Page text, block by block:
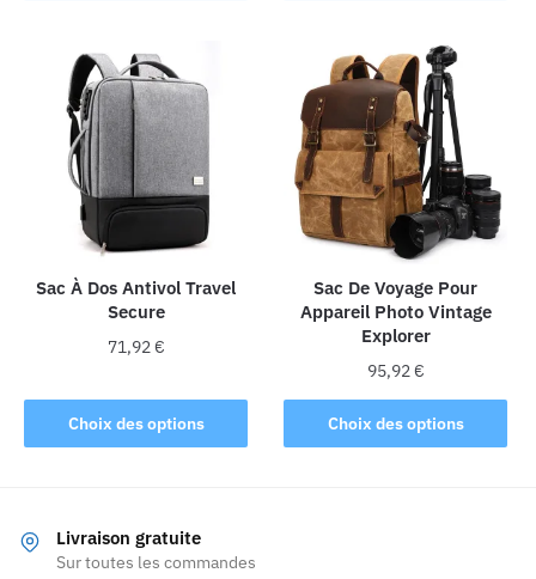
plusieurs
variations.
Les
options
peuvent
être
sur
la
page
du
plusieurs
variations.
Les
options
peuvent
être
choisies
sur
la
page
du
produit
Sac À Dos Antivol Travel
Secure
71,92€
Choix des options
produit
a
Les
options
Sac De Voyage Pour
Appareil Photo Vintage
Explorer
95,92€
Choix des options
Ce
produit
Livraison gratuite
Sur toutes les commandes